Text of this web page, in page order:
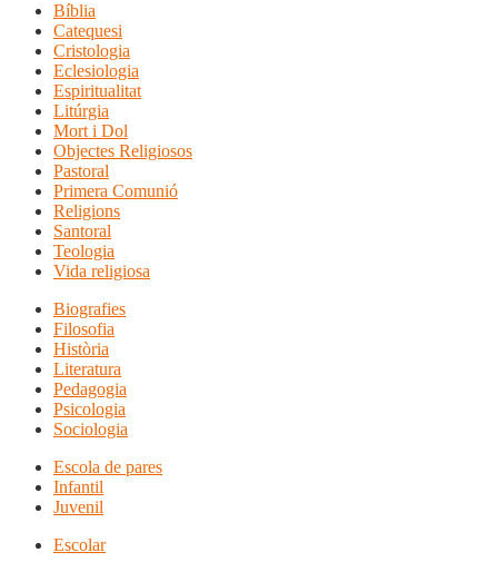
Bíblia
Catequesi
Cristologia
Eclesiologia
Espiritualitat
Litúrgia
Mort i Dol
Objectes Religiosos
Pastoral
Primera Comunió
Religions
Santoral
Teologia
Vida religiosa
Biografies
Filosofia
Història
Literatura
Pedagogia
Psicologia
Sociologia
Escola de pares
Infantil
Juvenil
Escolar